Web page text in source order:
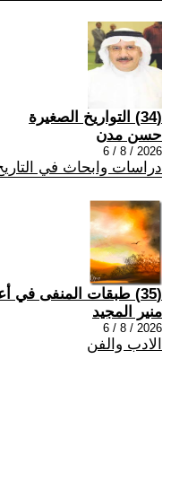
(34) التواريخ الصغيرة
حسن مدن
2026 / 8 / 6
دراسات وابحاث في
(35) طبقات المنفى في أعمال بهرم حاجو
منير المجيد
2026 / 8 / 6
الادب والفن